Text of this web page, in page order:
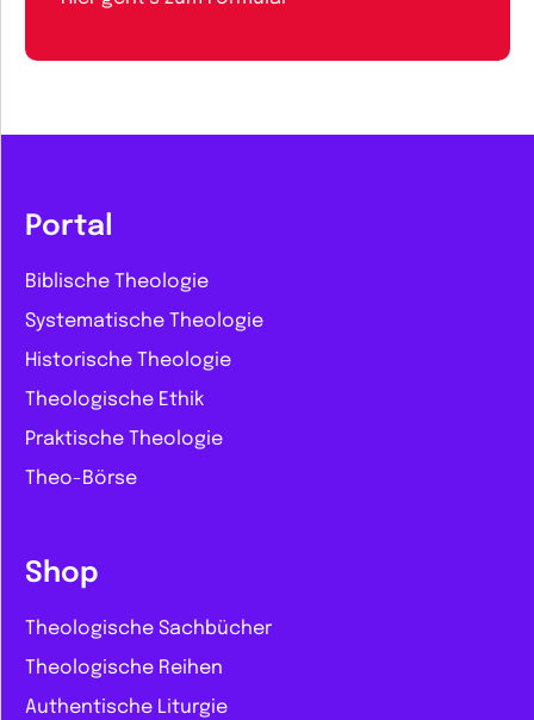
Portal
Biblische Theologie
Systematische Theologie
Historische Theologie
Theologische Ethik
Praktische Theologie
Theo-Börse
Shop
Theologische Sachbücher
Theologische Reihen
Authentische Liturgie